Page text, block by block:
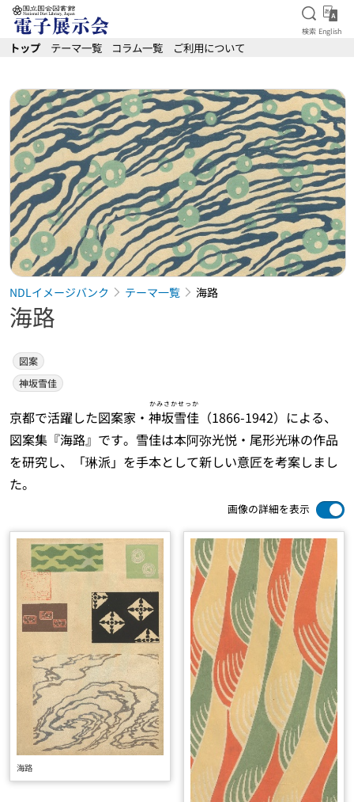
本文へ移動
検索を
検索 English
トップ テーマ一覧 コラム一覧 ご利用について
NDLイメージバンク テーマ一覧 海路
海路
図案
神坂雪佳
京都で活躍した図案家・ 神坂雪佳
かみさかせっか
（1866-1942）による、
図案集『海路』です。雪佳は本阿弥光悦・尾形光琳の作品
を研究し、「琳派」を手本として新しい意匠を考案しまし
た。
画像の詳細を表示
海路